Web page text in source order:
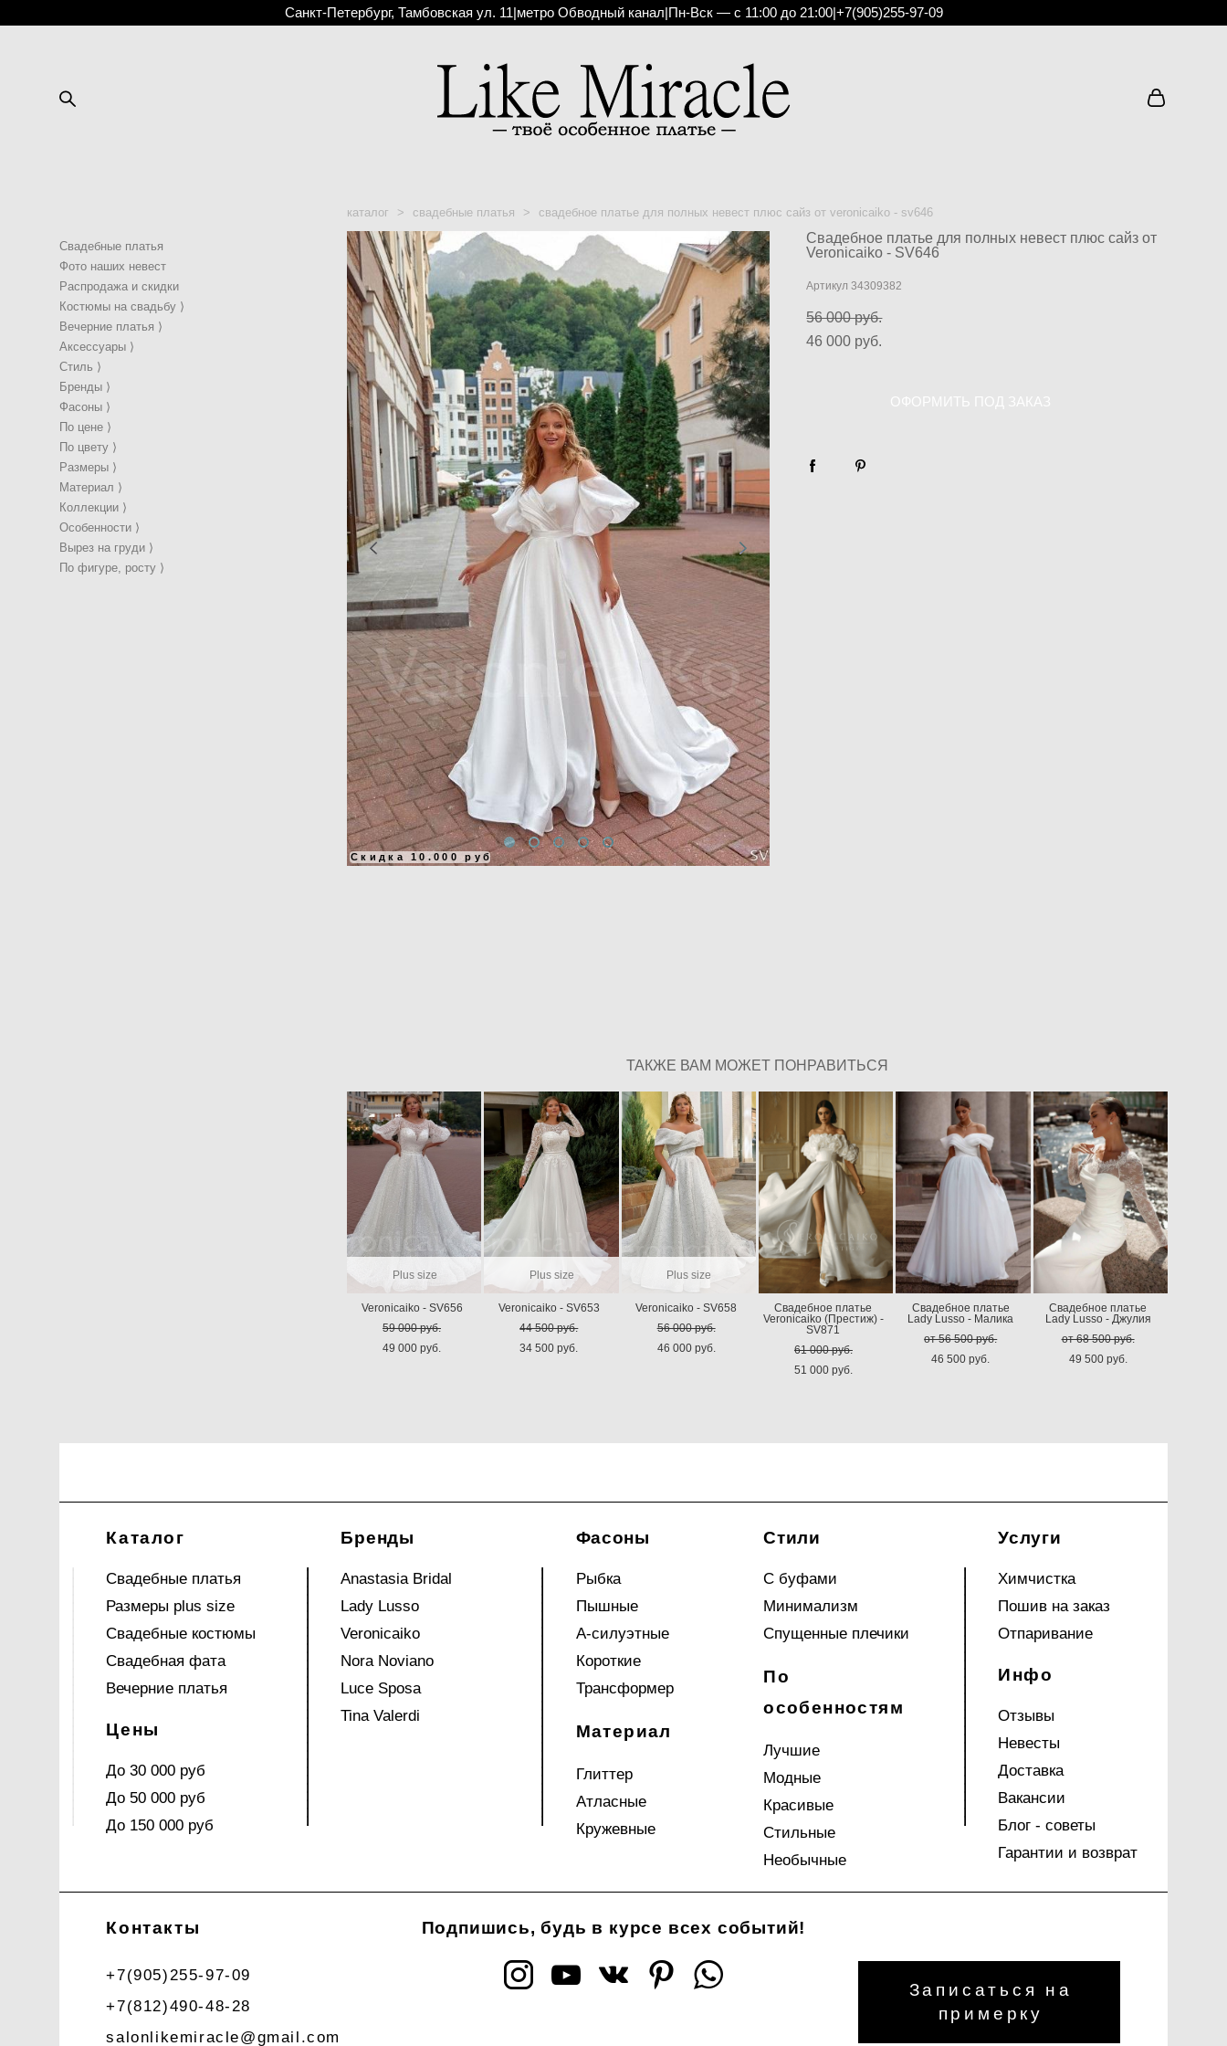
Санкт-Петербург, Тамбовская ул. 11|метро Обводный канал|Пн-Вск — с 11:00 до 21:00|+7(905)255-97-09
Свадебные платья
Фото наших невест
Распродажа и скидки
Костюмы на свадьбу ⟩
Вечерние платья ⟩
Аксессуары ⟩
Стиль ⟩
Бренды ⟩
Фасоны ⟩
По цене ⟩
По цвету ⟩
Размеры ⟩
Материал ⟩
Коллекции ⟩
Особенности ⟩
Вырез на груди ⟩
По фигуре, росту ⟩
каталог > свадебные платья > свадебное платье для полных невест плюс сайз от veronicaiko - sv646
Скидка 10.000 руб
Свадебное платье для полных невест плюс сайз от
Veronicaiko - SV646
Артикул 34309382
56 000 pуб.
46 000 pуб.
ОФОРМИТЬ ПОД ЗАКАЗ
ТАКЖЕ ВАМ МОЖЕТ ПОНРАВИТЬСЯ
Plus size
Veronicaiko - SV656
59 000 pуб.
49 000 pуб.
Plus size
Veronicaiko - SV653
44 500 pуб.
34 500 pуб.
Plus size
Veronicaiko - SV658
56 000 pуб.
46 000 pуб.
Свадебное платье
Veronicaiko (Престиж) -
SV871
61 000 pуб.
51 000 pуб.
Свадебное платье
Lady Lusso - Малика
от 56 500 pуб.
46 500 pуб.
Свадебное платье
Lady Lusso - Джулия
от 68 500 pуб.
49 500 pуб.
Каталог
Свадебные платья
Размеры plus size
Свадебные костюмы
Свадебная фата
Вечерние платья
Цены
До 30 000 руб
До 50 000 руб
До 150 000 руб
Бренды
Anastasia Bridal
Lady Lusso
Veronicaiko
Nora Noviano
Luce Sposa
Tina Valerdi
Фасоны
Рыбка
Пышные
А-силуэтные
Короткие
Трансформер
Материал
Глиттер
Атласные
Кружевные
Стили
С буфами
Минимализм
Спущенные плечики
По
особенностям
Лучшие
Модные
Красивые
Стильные
Необычные
Услуги
Химчистка
Пошив на заказ
Отпаривание
Инфо
Отзывы
Невесты
Доставка
Вакансии
Блог - советы
Гарантии и возврат
Контакты
+7(905)255-97-09
+7(812)490-48-28
salonlikemiracle@gmail.com
Подпишись, будь в курсе всех событий!
Записаться на
примерку